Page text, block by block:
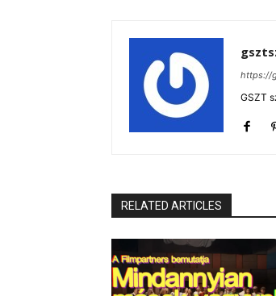
https://
GSZT
RELATED ARTICLES